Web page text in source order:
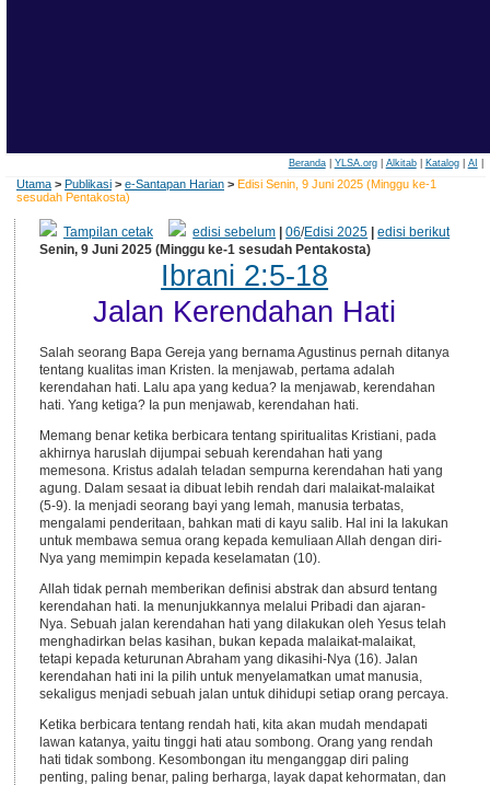
Beranda| YLSA.org| Alkitab| Katalog| AI
Utama > Publikasi > e-Santapan Harian > Edisi Senin, 9 Juni 2025 (Minggu ke-1
sesudah Pentakosta)
Tampilan cetak edisi sebelum |06/Edisi 2025 |edisi berikut
Senin, 9 Juni 2025 (Minggu ke-1 sesudah Pentakosta)
Ibrani 2:5-18
Jalan Kerendahan Hati
Salah seorang Bapa Gereja yang bernama Agustinus pernah ditanya
tentang kualitas iman Kristen. Ia menjawab, pertama adalah
kerendahan hati. Lalu apa yang kedua? Ia menjawab, kerendahan
hati. Yang ketiga? Ia pun menjawab, kerendahan hati.
Memang benar ketika berbicara tentang spiritualitas Kristiani, pada
akhirnya haruslah dijumpai sebuah kerendahan hati yang
memesona. Kristus adalah teladan sempurna kerendahan hati yang
agung. Dalam sesaat ia dibuat lebih rendah dari malaikat-malaikat
(5-9). Ia menjadi seorang bayi yang lemah, manusia terbatas,
mengalami penderitaan, bahkan mati di kayu salib. Hal ini Ia lakukan
untuk membawa semua orang kepada kemuliaan Allah dengan diri-
Nya yang memimpin kepada keselamatan (10).
Allah tidak pernah memberikan definisi abstrak dan absurd tentang
kerendahan hati. Ia menunjukkannya melalui Pribadi dan ajaran-
Nya. Sebuah jalan kerendahan hati yang dilakukan oleh Yesus telah
menghadirkan belas kasihan, bukan kepada malaikat-malaikat,
tetapi kepada keturunan Abraham yang dikasihi-Nya (16). Jalan
kerendahan hati ini Ia pilih untuk menyelamatkan umat manusia,
sekaligus menjadi sebuah jalan untuk dihidupi setiap orang percaya.
Ketika berbicara tentang rendah hati, kita akan mudah mendapati
lawan katanya, yaitu tinggi hati atau sombong. Orang yang rendah
hati tidak sombong. Kesombongan itu menganggap diri paling
penting, paling benar, paling berharga, layak dapat kehormatan, dan